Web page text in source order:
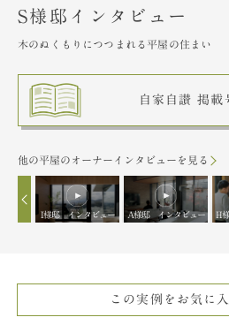
S様邸インタビュー
木のぬくもりにつつまれる平屋の住まい
自家自讃 掲載
他の平屋のオーナーインタビューを見る
I様邸 インタビュー A様邸 インタビュー H
この実例をお気に